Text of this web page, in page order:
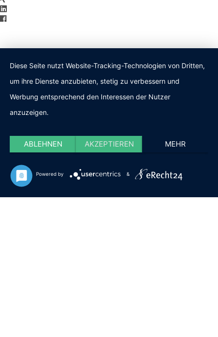
Diese Seite nutzt Website-Tracking-Technologien von Dritten,
um ihre Dienste anzubieten, stetig zu verbessern und
Werbung entsprechend den Interessen der Nutzer
anzuzeigen.
ABLEHNEN AKZEPTIEREN MEHR
Powered by &